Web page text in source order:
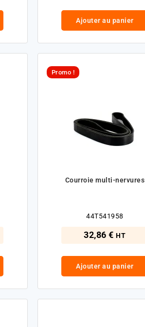
Ajouter au panier
Promo !
Courroie multi-nervures
44T541958
32,86 €HT
Ajouter au panier